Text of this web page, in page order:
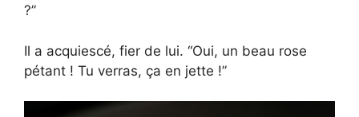
?”
Il a acquiescé, fier de lui. “Oui, un beau rose
pétant ! Tu verras, ça en jette !”